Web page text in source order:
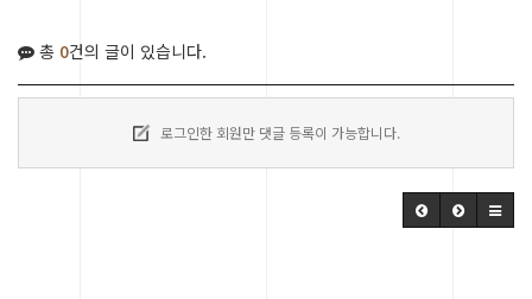
총 0건의 글이 있습니다.
로그인한 회원만 댓글 등록이 가능합니다.